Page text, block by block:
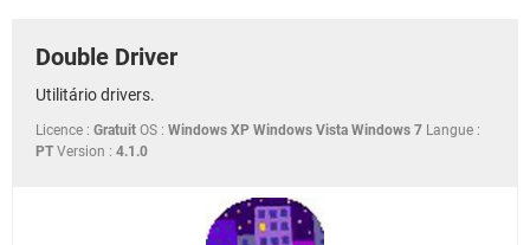
Double Driver
Utilitário drivers.
Licence : Gratuit OS : Windows XP Windows Vista Windows 7 Langue :
PT Version : 4.1.0